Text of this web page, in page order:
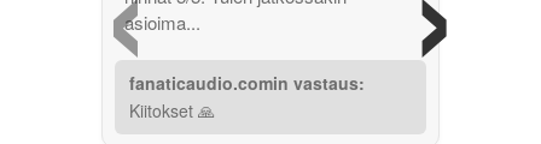
asioima...
fanaticaudio.comin vastaus:
Kiitokset 🙏